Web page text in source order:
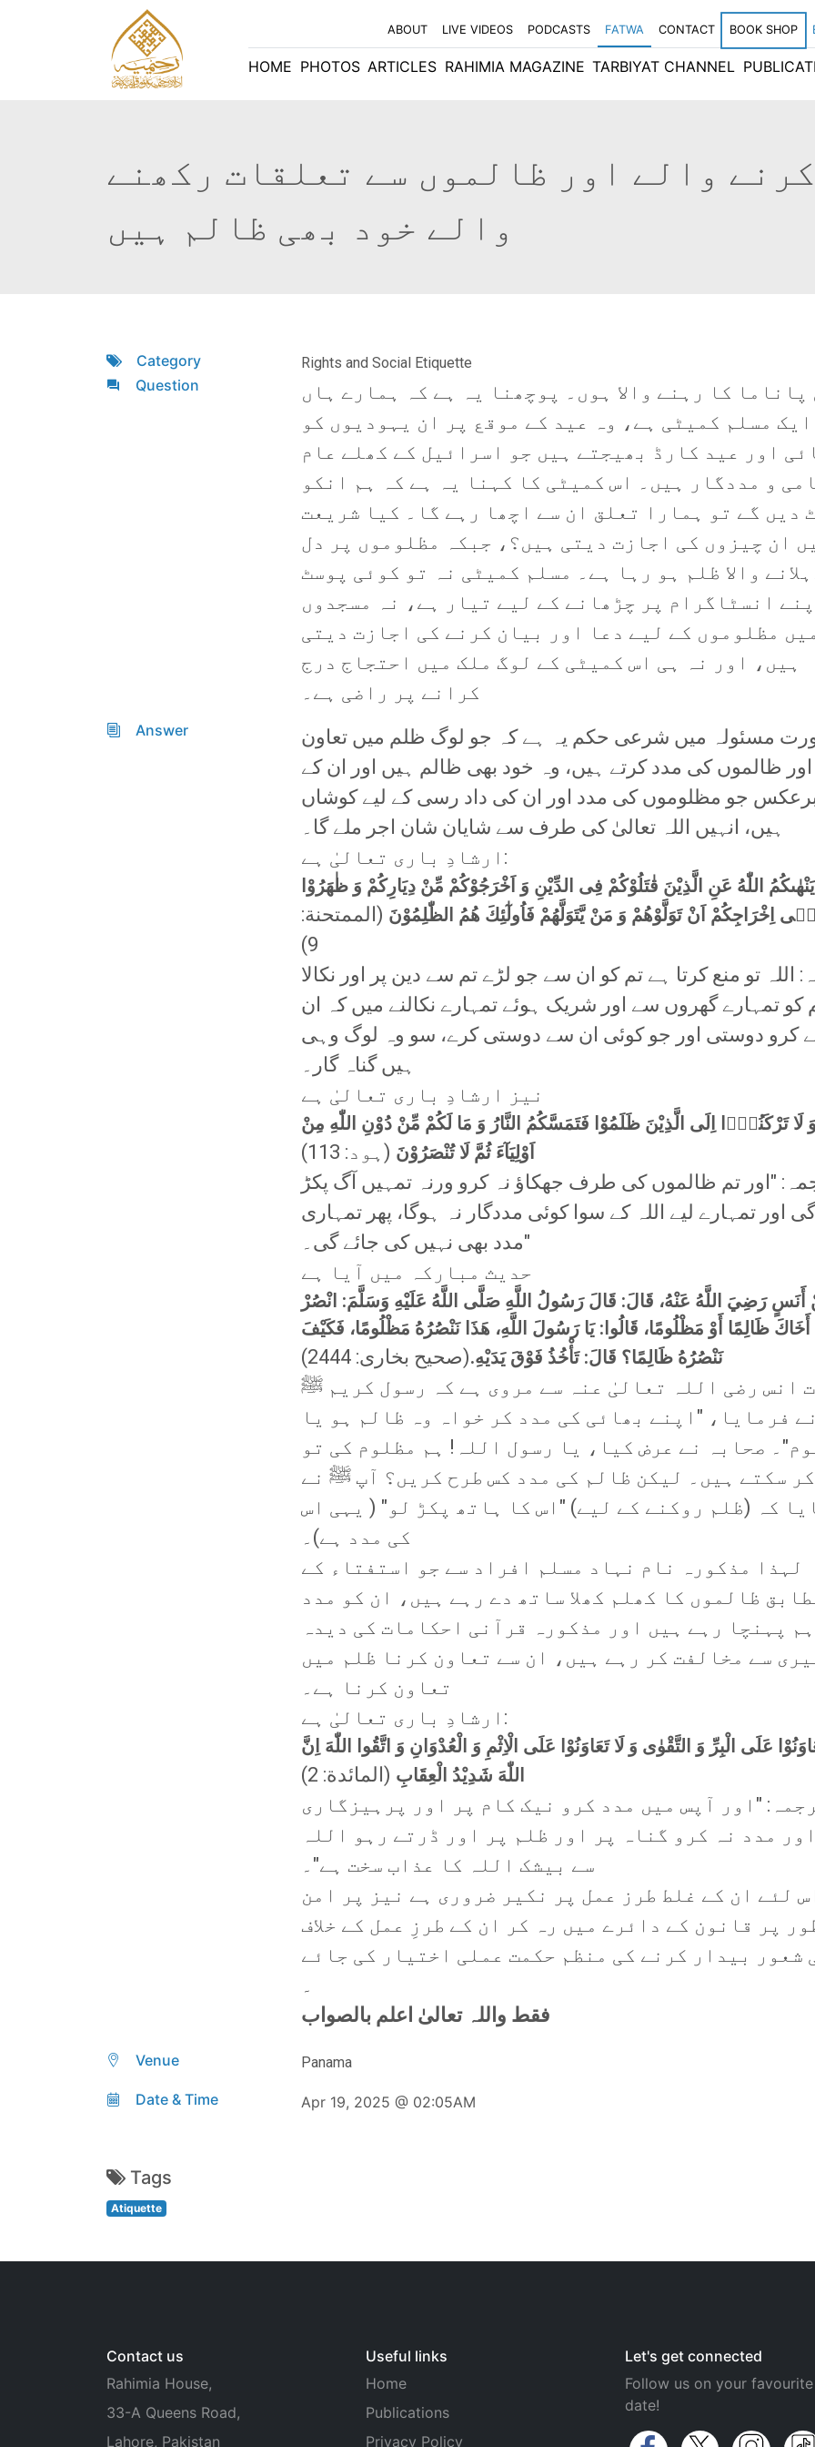
ABOUT LIVE VIDEOS PODCASTS FATWA CONTACT BOOK SHOP
HOME PHOTOS ARTICLES RAHIMIA MAGAZINE TARBIYAT CHANNEL
والے اور ظالموں سے تعلقات رکھنے
والے خود بھی ظالم ہیں
Category Rights and Social Etiquette
Question
پاناما کا رہنے والا ہوں۔ پوچھنا یہ ہے کہ ہمارے ہاں
ایک مسلم کمیٹی ہے، وہ عید کے موقع پر ان یہودیوں کو
اور عید کارڈ بھیجتے ہیں جو اسرائیل کے کھلے عام
و مددگار ہیں۔ اس کمیٹی کا کہنا یہ ہے کہ ہم انکو
دیں گے تو ہمارا تعلق ان سے اچھا رہے گا۔ کیا شریعت
ان چیزوں کی اجازت دیتی ہیں؟، جبکہ مظلوموں پر دل
والا ظلم ہو رہا ہے۔ مسلم کمیٹی نہ تو کوئی پوسٹ
انسٹاگرام پر چڑھانے کے لیے تیار ہے، نہ مسجدوں
میں مظلوموں کے لیے دعا اور بیان کرنے کی اجازت دیتی
ہیں، اور نہ ہی اس کمیٹی کے لوگ ملک میں احتجاج درج
کرانے پر راضی ہے۔
Answer
مسئولہ میں شرعی حکم یہ ہے کہ جو لوگ ظلم میں تعاون
اور ظالموں کی مدد کرتے ہیں، وہ خود بھی ظالم ہیں اور ان کے
جو مظلوموں کی مدد اور ان کی داد رسی کے لیے کوشاں
ہیں، انہیں اللہ تعالیٰ کی طرف سے شایان شان اجر ملے گا۔
ارشادِ باری تعالیٰ ہے:
یَنْهٰىكُمُ اللّٰهُ عَنِ الَّذِیْنَ قٰتَلُوْكُمْ فِی الدِّیْنِ وَ اَخْرَجُوْكُمْ مِّنْ دِیَارِكُمْ وَ ظٰهَرُوْا
اِخْرَاجِكُمْ اَنْ تَوَلَّوْهُمْ وَ مَنْ یَّتَوَلَّهُمْ فَاُولٰٓئِكَ هُمُ الظّٰلِمُوْنَ (الممتحنة:
9)
اللہ تو منع کرتا ہے تم کو ان سے جو لڑے تم سے دین پر اور نکالا
کو تمہارے گھروں سے اور شریک ہوئے تمہارے نکالنے میں کہ ان
کرو دوستی اور جو کوئی ان سے دوستی کرے، سو وہ لوگ وہی
ہیں گناہ گار۔
نیز ارشادِ باری تعالیٰ ہے
وَ لَا تَرْكَنُوْۤا اِلَى الَّذِیْنَ ظَلَمُوْا فَتَمَسَّكُمُ النَّارُ وَ مَا لَكُمْ مِّنْ دُوْنِ اللّٰهِ مِنْ
اَوْلِیَآءَ ثُمَّ لَا تُنْصَرُوْنَ (ہود: 113)
"اور تم ظالموں کی طرف جھکاؤ نہ کرو ورنہ تمہیں آگ پکڑ
اور تمہارے لیے اللہ کے سوا کوئی مددگار نہ ہوگا، پھر تمہاری
مدد بھی نہیں کی جائے گی۔"
حدیث مبارکہ میں آیا ہے
أَنَسٍ رَضِيَ اللَّهُ عَنْهُ، قَالَ: قَالَ رَسُولُ اللَّهِ صَلَّى اللَّهُ عَلَيْهِ وَسَلَّمَ: انْصُرْ
أَخَاكَ ظَالِمًا أَوْ مَظْلُومًا، قَالُوا: يَا رَسُولَ اللَّهِ، هَذَا نَنْصُرُهُ مَظْلُومًا، فَكَيْفَ
نَنْصُرُهُ ظَالِمًا؟ قَالَ: تَأْخُذُ فَوْقَ يَدَيْهِ.(صحیح بخاری: 2444)
انس رضی اللہ تعالیٰ عنہ سے مروی ہے کہ رسول کریم ﷺ
نے فرمایا، "اپنے بھائی کی مدد کر خواہ وہ ظالم ہو یا
صحابہ نے عرض کیا، یا رسول اللہ! ہم مظلوم کی تو
سکتے ہیں۔ لیکن ظالم کی مدد کس طرح کریں؟ آپ ﷺ نے
کہ (ظلم روکنے کے لیے) "اس کا ہاتھ پکڑ لو" ( یہی اس
کی مدد ہے)۔
لہذا مذکورہ نام نہاد مسلم افراد سے جو استفتاء کے
ظالموں کا کھلم کھلا ساتھ دے رہے ہیں، ان کو مدد
پہنچا رہے ہیں اور مذکورہ قرآنی احکامات کی دیدہ
سے مخالفت کر رہے ہیں، ان سے تعاون کرنا ظلم میں
تعاون کرنا ہے۔
ارشادِ باری تعالیٰ ہے:
عَلَى الْبِرِّ وَ التَّقْوٰى وَ لَا تَعَاوَنُوْا عَلَى الْاِثْمِ وَ الْعُدْوَانِ وَ اتَّقُوا اللّٰهَ اِنَّ
اللّٰهَ شَدِیْدُ الْعِقَابِ (المائدة: 2)
"اور آپس میں مدد کرو نیک کام پر اور پرہیزگاری
مدد نہ کرو گناہ پر اور ظلم پر اور ڈرتے رہو اللہ
سے بیشک اللہ کا عذاب سخت ہے"۔
اس لئے ان کے غلط طرز عمل پر نکیر ضروری ہے نیز پر امن
پر قانون کے دائرے میں رہ کر ان کے طرزِ عمل کے خلاف
شعور بیدار کرنے کی منظم حکمت عملی اختیار کی جائے
۔
فقط واللہ تعالیٰ اعلم بالصواب
Venue Panama
Date & Time Apr 19, 2025 @ 02:05AM
Tags
Atiquette
Contact us
Rahimia House,
33-A Queens Road,
Lahore, Pakistan
Useful links
Home
Publications
Privacy Policy
Let's get connected
Follow us on your
date!